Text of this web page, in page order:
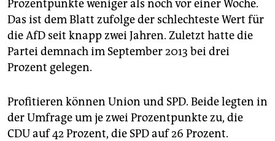
genossenschaft
epaper login
Prozentpunkte weniger als noch vor einer Woche.
Das ist dem Blatt zufolge der schlechteste Wert für
die AfD seit knapp zwei Jahren. Zuletzt hatte die
Partei demnach im September 2013 bei drei
Prozent gelegen.
Profitieren können Union und SPD. Beide legten in
der Umfrage um je zwei Prozentpunkte zu, die
CDU auf 42 Prozent, die SPD auf 26 Prozent.